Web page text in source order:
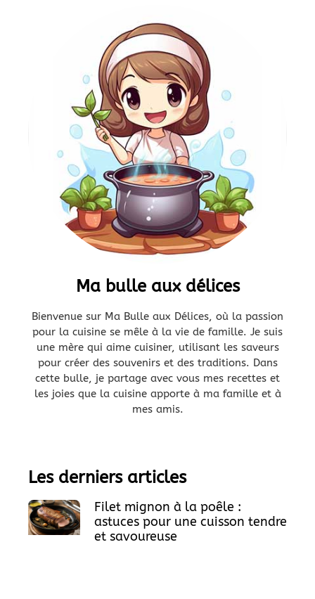
Ma bulle aux délices
Bienvenue sur Ma Bulle aux Délices, où la passion
pour la cuisine se mêle à la vie de famille. Je suis
une mère qui aime cuisiner, utilisant les saveurs
pour créer des souvenirs et des traditions. Dans
cette bulle, je partage avec vous mes recettes et
les joies que la cuisine apporte à ma famille et à
mes amis.
Les derniers articles
Filet mignon à la poêle :
astuces pour une cuisson tendre
et savoureuse